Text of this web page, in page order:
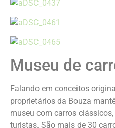
Museu de
Falando em conceitos
proprietários da Bouza
museu com carros
turistas. São mais de 30